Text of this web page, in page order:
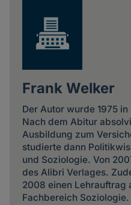
Frank Welker
Der Autor wurde 1975
Nach dem Abitur
Ausbildung zum
studierte dann
und Soziologie. Von
des Alibri Verlages.
2008 einen Lehrauftrag
Fachbereich Soziologie.